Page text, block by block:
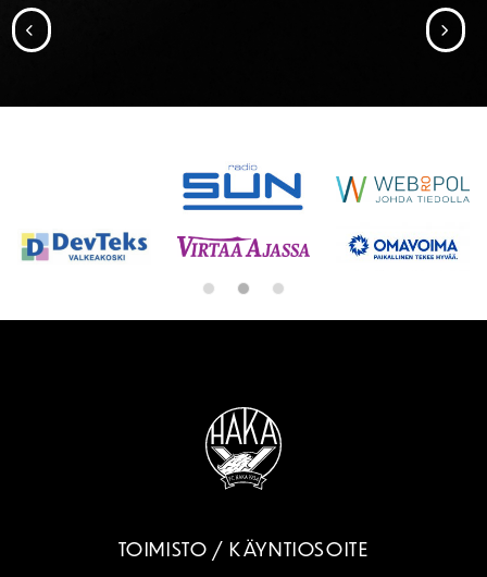
SIIRRY EDELLISEEN
TOIMISTO / KÄYNTIOSOITE